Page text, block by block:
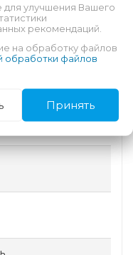
для улучшения Вашего
рекомендаций.
на обработку файлов
обработки файлов
Принять